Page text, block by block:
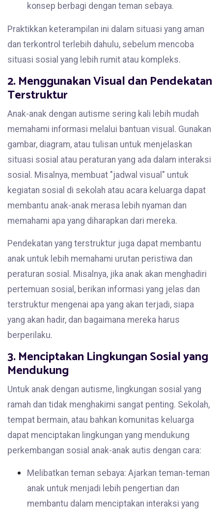
konsep berbagi dengan teman sebaya.
Praktikkan keterampilan ini dalam situasi yang aman
dan terkontrol terlebih dahulu, sebelum mencoba
situasi sosial yang lebih rumit atau kompleks.
2. Menggunakan Visual dan Pendekatan
Terstruktur
Anak-anak dengan autisme sering kali lebih mudah
memahami informasi melalui bantuan visual. Gunakan
gambar, diagram, atau tulisan untuk menjelaskan
situasi sosial atau peraturan yang ada dalam interaksi
sosial. Misalnya, membuat "jadwal visual" untuk
kegiatan sosial di sekolah atau acara keluarga dapat
membantu anak-anak merasa lebih nyaman dan
memahami apa yang diharapkan dari mereka.
Pendekatan yang terstruktur juga dapat membantu
anak untuk lebih memahami urutan peristiwa dan
peraturan sosial. Misalnya, jika anak akan menghadiri
pertemuan sosial, berikan informasi yang jelas dan
terstruktur mengenai apa yang akan terjadi, siapa
yang akan hadir, dan bagaimana mereka harus
berperilaku.
3. Menciptakan Lingkungan Sosial yang
Mendukung
Untuk anak dengan autisme, lingkungan sosial yang
ramah dan tidak menghakimi sangat penting. Sekolah,
tempat bermain, atau bahkan komunitas keluarga
dapat menciptakan lingkungan yang mendukung
perkembangan sosial anak-anak autis dengan cara:
Melibatkan teman sebaya: Ajarkan teman-teman
anak untuk menjadi lebih pengertian dan
membantu dalam menciptakan interaksi yang